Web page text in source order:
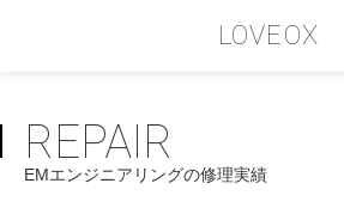
LOVEOX
PHILOSOPHY
フィロソフィー
REPAIR
EMエンジニアリングの修理実績